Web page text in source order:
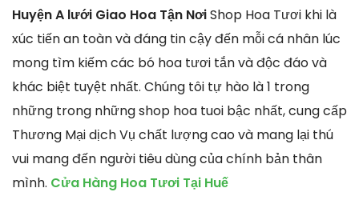
Huyện A lưới Giao Hoa Tận NơiShop Hoa Tươi khi là
xúc tiến an toàn và đáng tin cậy đến mỗi cá nhân lúc
mong tìm kiếm các bó hoa tươi tắn và độc đáo và
khác biệt tuyệt nhất. Chúng tôi tự hào là 1 trong
những trong những shop hoa tuoi bậc nhất, cung cấp
Thương Mại dịch Vụ chất lượng cao và mang lại thú
vui mang đến người tiêu dùng của chính bản thân
mình. Cửa Hàng Hoa Tươi Tại Huế